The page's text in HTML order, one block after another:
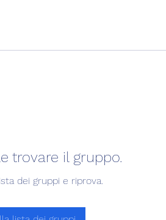
trovare il gruppo.
dei gruppi e riprova.